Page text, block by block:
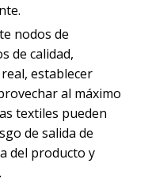
nodos de
de calidad,
establecer
al máximo
textiles pueden
de salida de
del producto y